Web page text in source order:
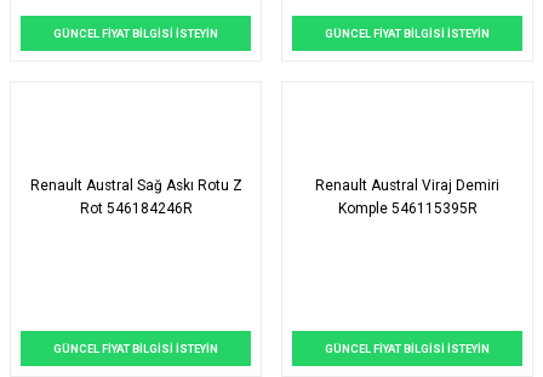
GÜNCEL FİYAT BİLGİSİ İSTEYİN GÜNCEL FİYAT BİLGİSİ İSTEYİN
Renault Austral Sağ Askı Rotu Z
Rot 546184246R
GÜNCEL FİYAT BİLGİSİ İSTEYİN
Renault Austral Viraj Demiri
Komple 546115395R
GÜNCEL FİYAT BİLGİSİ İSTEYİN